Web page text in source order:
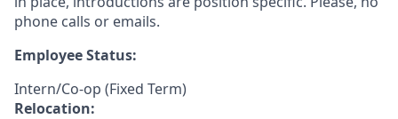
phone calls or emails.
Employee Status:
Intern/Co-op (Fixed Term)
Relocation: